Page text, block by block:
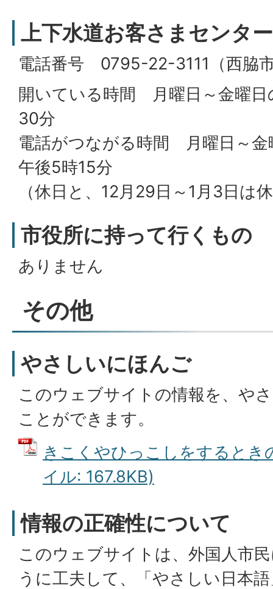
上下水道お客さまセンタ
電話番号 0795-22-3111（西脇
開いている時間 月曜日～金曜日
30分
電話がつながる時間 月曜日～金
午後5時15分
（休日と、12月29日～1月3日は
市役所に持って行くもの
ありません
その他
やさしいにほんご
このウェブサイトの情報を、や
ことができます。
きこくやひっこしをするとき
イル: 167.8KB)
情報の正確性について
このウェブサイトは、外国人市
うに工夫して、「やさしい日本